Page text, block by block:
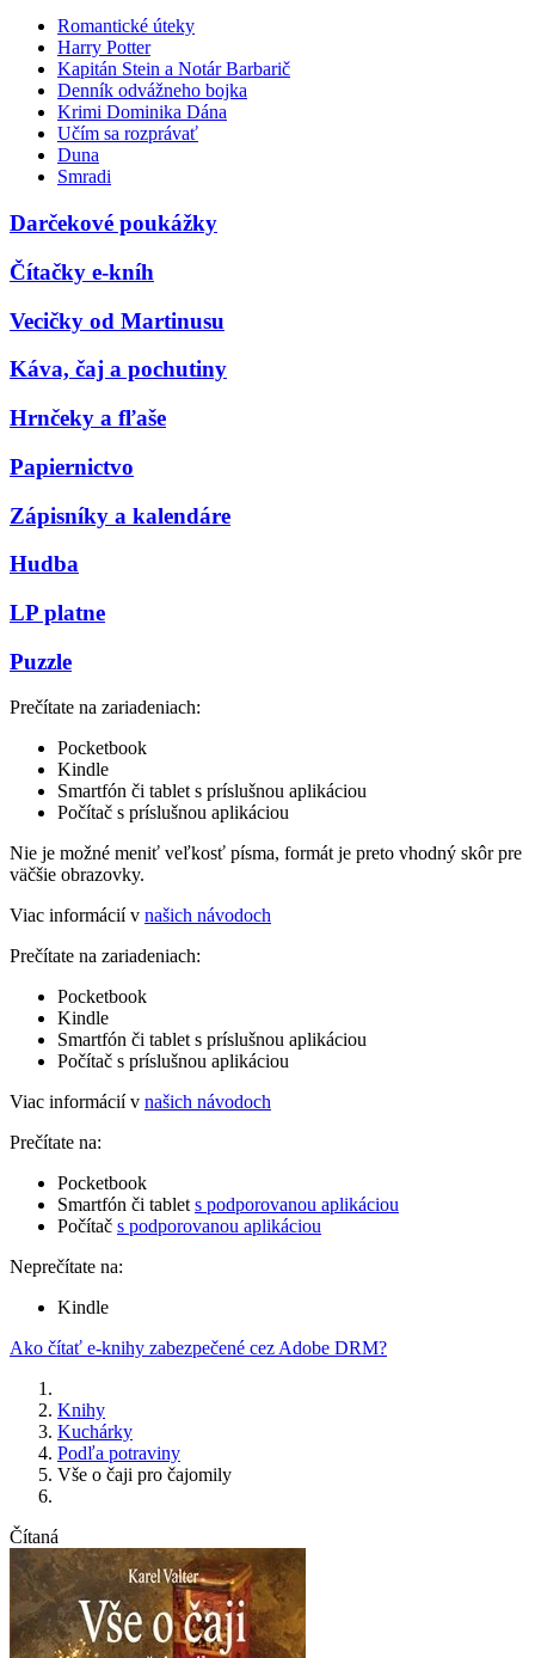
Romantické úteky
Harry Potter
Kapitán Stein a Notár Barbarič
Denník odvážneho bojka
Krimi Dominika Dána
Učím sa rozprávať
Duna
Smradi
Darčekové poukážky
Čítačky e-kníh
Vecičky od Martinusu
Káva, čaj a pochutiny
Hrnčeky a fľaše
Papiernictvo
Zápisníky a kalendáre
Hudba
LP platne
Puzzle
Prečítate na zariadeniach:
Pocketbook
Kindle
Smartfón či tablet s príslušnou aplikáciou
Počítač s príslušnou aplikáciou
Nie je možné meniť veľkosť písma, formát je preto vhodný skôr pre
väčšie obrazovky.
Viac informácií v našich návodoch
Prečítate na zariadeniach:
Pocketbook
Kindle
Smartfón či tablet s príslušnou aplikáciou
Počítač s príslušnou aplikáciou
Viac informácií v našich návodoch
Prečítate na:
Pocketbook
Smartfón či tablet s podporovanou aplikáciou
Počítač s podporovanou aplikáciou
Neprečítate na:
Kindle
Ako čítať e-knihy zabezpečené cez Adobe DRM?
Knihy
Kuchárky
Podľa potraviny
Vše o čaji pro čajomily
Čítaná